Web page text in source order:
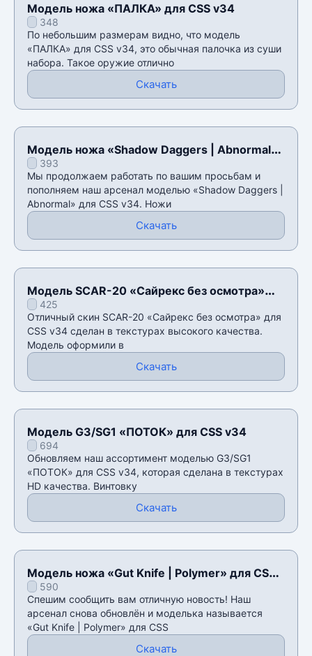
Модель ножа «ПАЛКА» для CSS v34
348
По небольшим размерам видно, что модель
«ПАЛКА» для CSS v34, это обычная палочка из суши
набора. Такое оружие отлично
Скачать
Модель ножа «Shadow Daggers | Abnormal»
для CSS v34
393
Мы продолжаем работать по вашим просьбам и
пополняем наш арсенал моделью «Shadow Daggers |
Abnormal» для CSS v34. Ножи
Скачать
Модель SCAR-20 «Сайрекс без осмотра»
для CSS v34
425
Отличный скин SCAR-20 «Сайрекс без осмотра» для
CSS v34 сделан в текстурах высокого качества.
Модель оформили в
Скачать
Модель G3/SG1 «ПОТОК» для CSS v34
694
Обновляем наш ассортимент моделью G3/SG1
«ПОТОК» для CSS v34, которая сделана в текстурах
HD качества. Винтовку
Скачать
Модель ножа «Gut Knife | Polymer» для CSS
v34590
Спешим сообщить вам отличную новость! Наш
арсенал снова обновлён и моделька называется
«Gut Knife | Polymer» для CSS
Скачать